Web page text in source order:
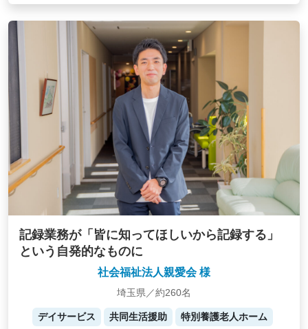
記録業務が「皆に知ってほしいから記録する」
という自発的なものに
社会福祉法人親愛会 様
埼玉県／約260名
デイサービス 共同生活援助
特別養護老人ホーム